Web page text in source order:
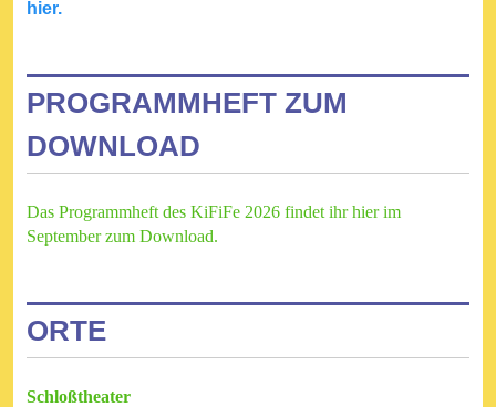
hier.
PROGRAMMHEFT ZUM
DOWNLOAD
Das Programmheft des KiFiFe 2026 findet ihr hier im
September zum Download.
ORTE
Schloßtheater